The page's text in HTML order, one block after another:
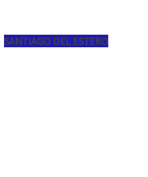
SANTIAGO DEL ESTERO